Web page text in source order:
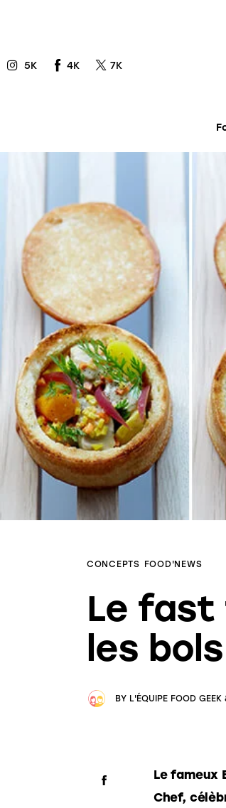
5K 4K 7K
CONCEPTS FOOD'NEWS
Le fast
les
BY L'ÉQUIPE FOOD GEEK
Le fameux
Chef,